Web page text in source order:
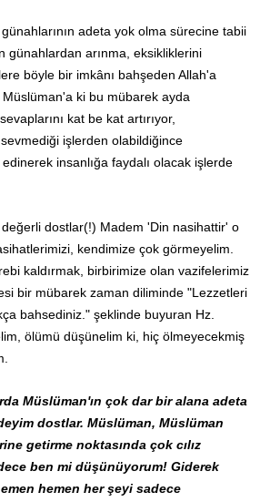
adeta yok olma sürecine tabii
günahlardan arınma, eksikliklerini
böyle bir imkânı bahşeden Allah'a
ki bu mübarek ayda
kat be kat artırıyor,
işlerden olabildiğince
insanlığa faydalı olacak işlerde
dostlar(!) Madem 'Din nasihattir' o
kendimize çok görmeyelim.
kaldırmak, birbirimize olan vazifelerimiz
bir mübarek zaman diliminde "Lezzetleri
bahsediniz." şeklinde buyuran Hz.
ölümü düşünelim ki, hiç ölmeyecekmiş
Müslüman'ın çok dar bir alana adeta
dostlar. Müslüman, Müslüman
getirme noktasında çok cılız
ben mi düşünüyorum! Giderek
hemen her şeyi sadece